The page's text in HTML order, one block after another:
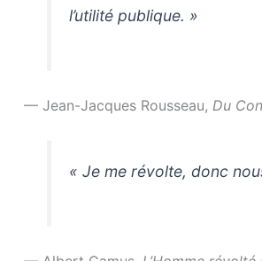
l’utilité publique. »
— Jean-Jacques Rousseau, Du
« Je me révolte, donc